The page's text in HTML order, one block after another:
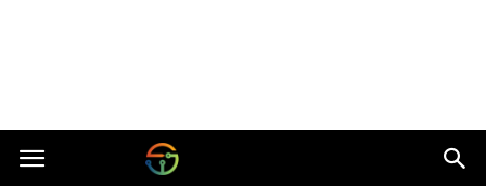
Cybertec.pl